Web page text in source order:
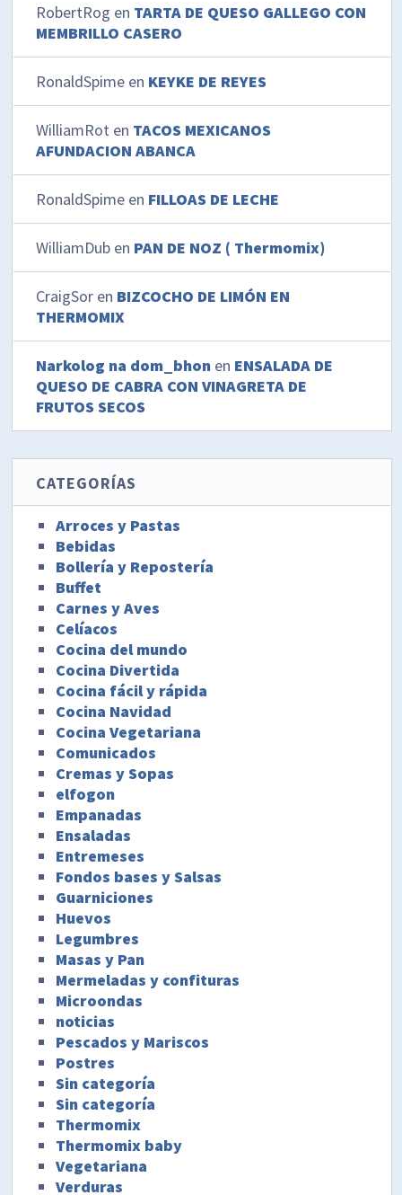
RobertRog en TARTA DE QUESO GALLEGO CON
MEMBRILLO CASERO
RonaldSpime en KEYKE DE REYES
WilliamRot en TACOS MEXICANOS
AFUNDACION ABANCA
RonaldSpime en FILLOAS DE LECHE
WilliamDub en PAN DE NOZ ( Thermomix)
CraigSor en BIZCOCHO DE LIMÓN EN
THERMOMIX
Narkolog na dom_bhon en ENSALADA DE
QUESO DE CABRA CON VINAGRETA DE
FRUTOS SECOS
CATEGORÍAS
Arroces y Pastas
Bebidas
Bollería y Repostería
Buffet
Carnes y Aves
Celíacos
Cocina del mundo
Cocina Divertida
Cocina fácil y rápida
Cocina Navidad
Cocina Vegetariana
Comunicados
Cremas y Sopas
elfogon
Empanadas
Ensaladas
Entremeses
Fondos bases y Salsas
Guarniciones
Huevos
Legumbres
Masas y Pan
Mermeladas y confituras
Microondas
noticias
Pescados y Mariscos
Postres
Sin categoría
Sin categoría
Thermomix
Thermomix baby
Vegetariana
Verduras